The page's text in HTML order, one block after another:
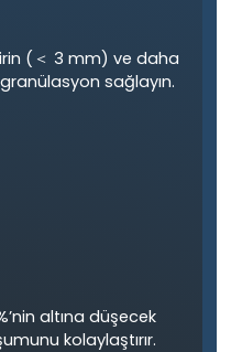
(＜ 3 mm) ve daha
sağlayın.
altına düşecek
kolaylaştırır.